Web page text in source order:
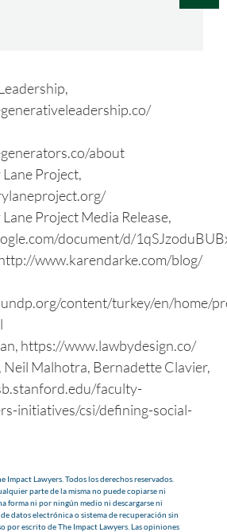
about
Project,
Project Media Release,
document/d/
www.karendarke.com/blog/
content/turkey/en/home/
https://www.lawbydesign.co/
Neil Malhotra, Bernadette Clavier,
faculty-
initiatives/csi/defining-social-
Impact Lawyers. Todos los derechos reservados.
parte de la misma no puede copiarse ni
forma ni por ningún medio ni descargarse ni
de datos electrónica o sistema de recuperación sin
por escrito de The Impact Lawyers. Las opiniones